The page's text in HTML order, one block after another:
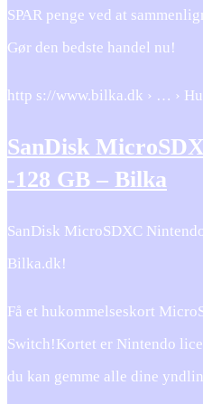
SPAR penge ved at
Gør den bedste handel nu!
http s://www.bilka.dk › … ›
SanDisk
-128 GB – Bilka
SanDisk MicroSDXC
Bilka.dk!
Få et hukommelseskort
Switch!Kortet er Nintendo
du kan gemme alle dine